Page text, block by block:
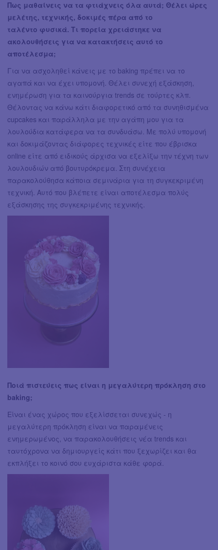
Πως μαθαίνεις να τα φτιάχνεις όλα αυτά; Θέλει ώρες
μελέτης, τεχνικής, δοκιμές πέρα από το
ταλέντο φυσικά. Τι πορεία χρειάστηκε να
ακολουθήσεις για να κατακτήσεις αυτό το
αποτέλεσμα;
Για να ασχοληθεί κάνεις με το baking πρέπει να το
αγαπά και να έχει υπομονή. Θέλει συνεχή εξάσκηση,
ενημέρωση για τα καινούργια trends σε τούρτες κλπ.
Θέλοντας να κάνω κάτι διαφορετικό από τα συνηθισμένα
cupcakes και παράλληλα με την αγάπη μου για τα
λουλούδια κατάφερα να τα συνδυάσω. Με πολύ υπομονή
και δοκιμάζοντας διάφορες τεχνικές είτε που έβρισκα
online είτε από ειδικούς άρχισα να εξελίξω την τέχνη των
λουλουδιών από βουτυρόκρεμα. Στη συνέχεια
παρακολούθησα κάποια σεμινάρια για τη συγκεκριμένη
τεχνική. Αυτό που βλέπετε είναι αποτέλεσμα πολύς
εξάσκησης της συγκεκριμένης τεχνικής.
Ποιά πιστεύεις πως είναι η μεγαλύτερη πρόκληση στο
baking;
Είναι ένας χώρος που εξελίσσεται συνεχώς - η
μεγαλύτερη πρόκληση είναι να παραμένεις
ενημερωμένος, να παρακολουθήσεις νέα trends και
ταυτόχρονα να δημιουργείς κάτι που ξεχωρίζει και θα
εκπλήξει το κοινό σου ευχάριστα κάθε φορά.